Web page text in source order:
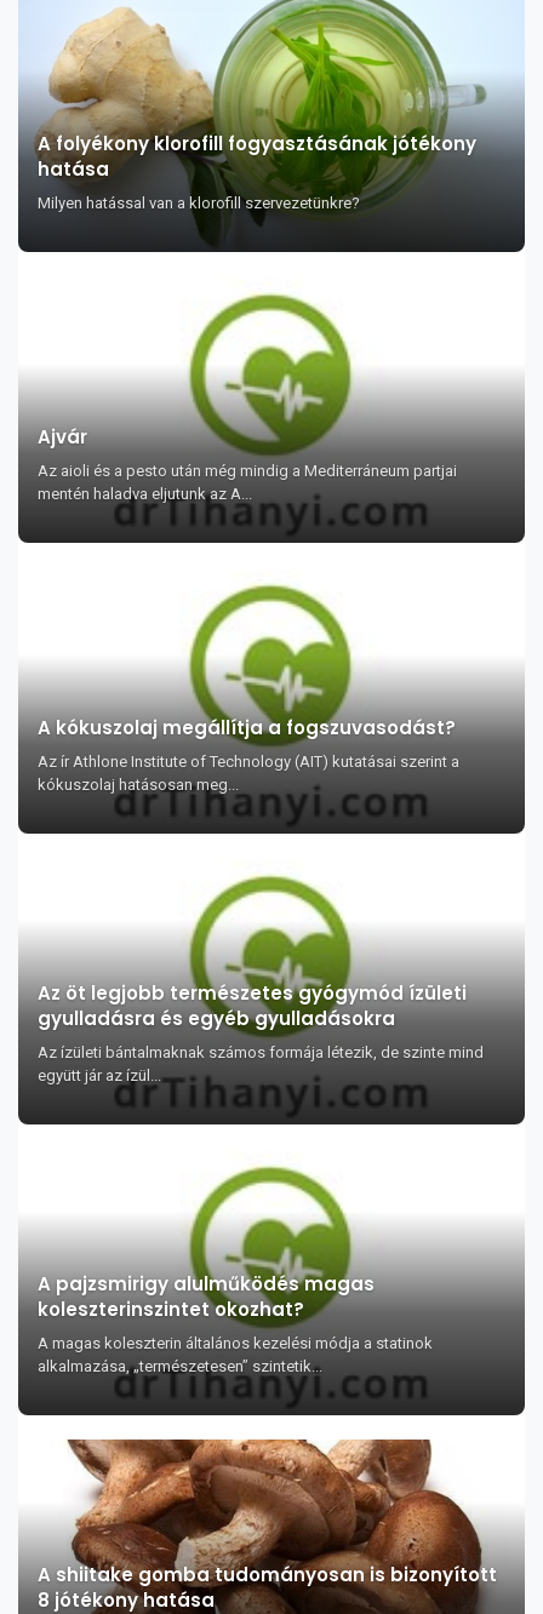
A folyékony klorofill fogyasztásának jótékony
hatása
Milyen hatással van a klorofill szervezetünkre?
Ajvár
Az aioli és a pesto után még mindig a Mediterráneum partjai
mentén haladva eljutunk az A...
A kókuszolaj megállítja a fogszuvasodást?
Az ír Athlone Institute of Technology (AIT) kutatásai szerint a
kókuszolaj hatásosan meg...
Az öt legjobb természetes gyógymód ízületi
gyulladásra és egyéb gyulladásokra
Az ízületi bántalmaknak számos formája létezik, de szinte mind
együtt jár az ízül...
A pajzsmirigy alulműködés magas
koleszterinszintet okozhat?
A magas koleszterin általános kezelési módja a statinok
alkalmazása, „természetesen” szintetik...
A shiitake gomba tudományosan is bizonyított
8 jótékony hatása